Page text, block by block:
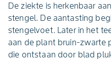
De ziekte is herkenbaar
stengel. De aantasting
stengelvoet. Later in het
aan de plant bruin-zwarte
die ontstaan door blad